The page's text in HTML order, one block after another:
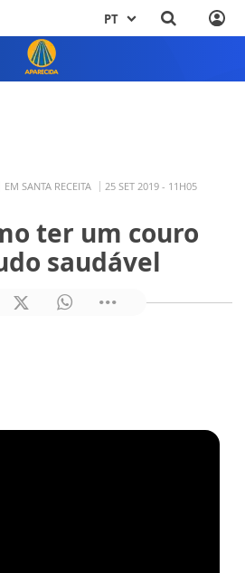
PT
EM SANTA RECEITA 25 SET 2019 - 11H05
ter um couro
saudável